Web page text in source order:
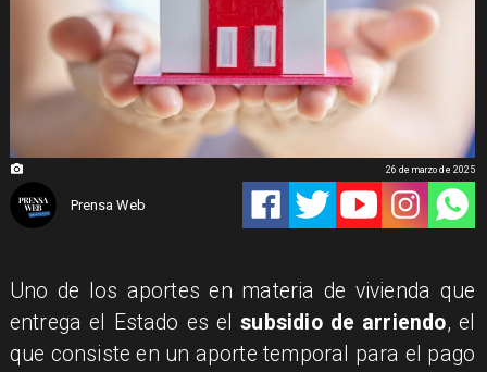
Prensa Web
26 de marzo de 2025
Uno de los aportes en materia de vivienda que
entrega el Estado es elsubsidio de arriendo, el
que consiste en un aporte temporal para el pago